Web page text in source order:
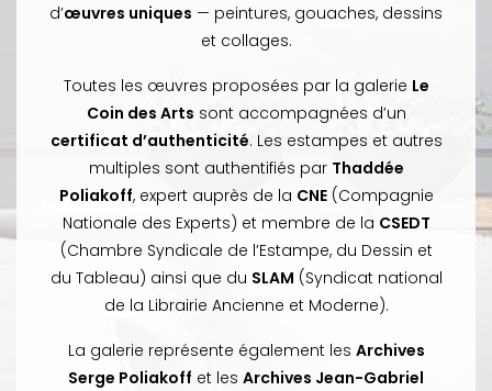
d’œuvres uniques — peintures, gouaches, dessins
et collages.
Toutes les œuvres proposées par la galerie Le
Coin des Arts sont accompagnées d’un
certificat d’authenticité. Les estampes et autres
multiples sont authentifiés par Thaddée
Poliakoff, expert auprès de la CNE(Compagnie
Nationale des Experts) et membre de la CSEDT
(Chambre Syndicale de l’Estampe, du Dessin et
du Tableau) ainsi que du SLAM (Syndicat national
de la Librairie Ancienne et Moderne).
La galerie représente également les Archives
Serge Poliakoff et les Archives Jean-Gabriel